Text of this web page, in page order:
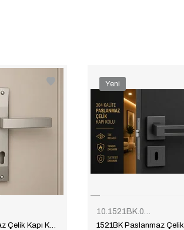
1501A Paslanmaz Çelik Kapı Kolu
Yeni